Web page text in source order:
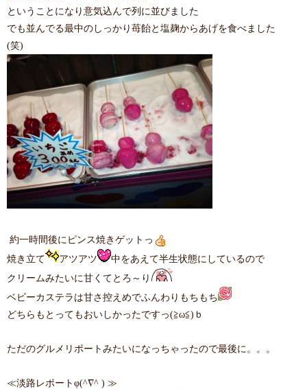
ということになり意気込んで列に並びました
でも並んでる最中のしっかり苺飴と塩麹からあげを食べました
(笑)
約一時間後にピンス焼きゲットっ
焼き立て
アツアツ
中をあえて半生状態にしているので
クリームみたいに甘くてとろ～り
ベビーカステラは甘さ控えめでふんわりもちもち
どちらもとってもおいしかったですっ(≧ω≦)ｂ
ただのグルメリポートみたいになっちゃったので最後に。。。
≪淡路レポートφ(^∇^ ) ≫